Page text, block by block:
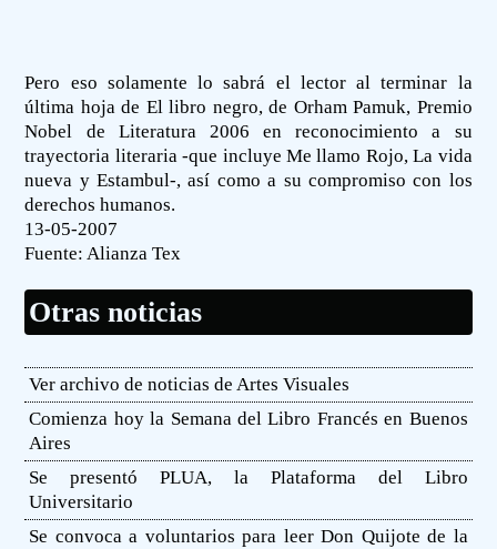
Pero eso solamente lo sabrá el lector al terminar la
última hoja de El libro negro, de Orham Pamuk, Premio
Nobel de Literatura 2006 en reconocimiento a su
trayectoria literaria -que incluye Me llamo Rojo, La vida
nueva y Estambul-, así como a su compromiso con los
derechos humanos.
13-05-2007
Fuente: Alianza Tex
Otras noticias
Ver archivo de noticias de Artes Visuales
Comienza hoy la Semana del Libro Francés en Buenos
Aires
Se presentó PLUA, la Plataforma del Libro
Universitario
Se convoca a voluntarios para leer Don Quijote de la